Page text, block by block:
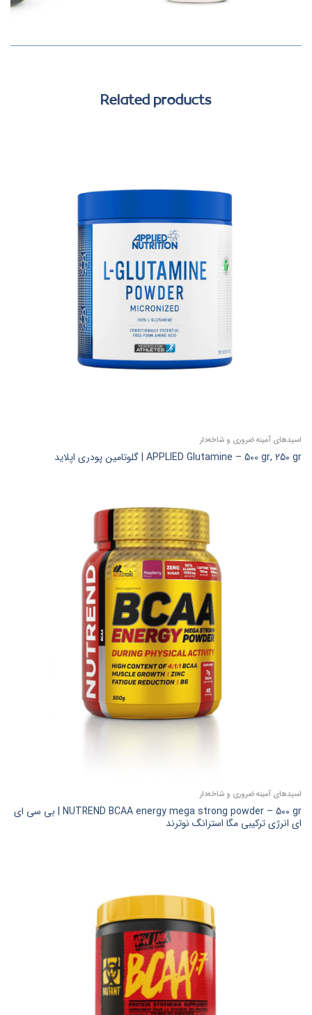
Related products
اسیدهای آمینه ضروری و شاخه‌دار
APPLIED Glutamine – 500 gr, 250 gr | گلوتامین پودری اپلاید
اسیدهای آمینه ضروری و شاخه‌دار
NUTREND BCAA energy mega strong powder – 500 gr | بی سی ای
ای انرژی ترکیبی مگا استرانگ نوترند